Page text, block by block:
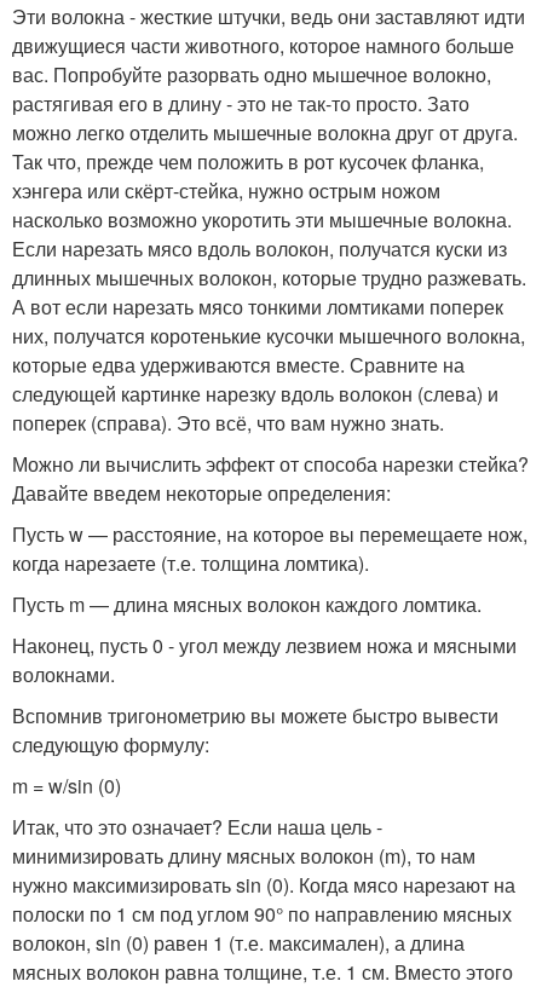
Эти волокна - жесткие штучки, ведь они заставляют идти
движущиеся части животного, которое намного больше
вас. Попробуйте разорвать одно мышечное волокно,
растягивая его в длину - это не так-то просто. Зато
можно легко отделить мышечные волокна друг от друга.
Так что, прежде чем положить в рот кусочек фланка,
хэнгера или скёрт-стейка, нужно острым ножом
насколько возможно укоротить эти мышечные волокна.
Если нарезать мясо вдоль волокон, получатся куски из
длинных мышечных волокон, которые трудно разжевать.
А вот если нарезать мясо тонкими ломтиками поперек
них, получатся коротенькие кусочки мышечного волокна,
которые едва удерживаются вместе. Сравните на
следующей картинке нарезку вдоль волокон (слева) и
поперек (справа). Это всё, что вам нужно знать.
Можно ли вычислить эффект от способа нарезки стейка?
Давайте введем некоторые определения:
Пусть w — расстояние, на которое вы перемещаете нож,
когда нарезаете (т.е. толщина ломтика).
Пусть m — длина мясных волокон каждого ломтика.
Наконец, пусть 0 - угол между лезвием ножа и мясными
волокнами.
Вспомнив тригонометрию вы можете быстро вывести
следующую формулу:
m = w/sin (0)
Итак, что это означает? Если наша цель -
минимизировать длину мясных волокон (m), то нам
нужно максимизировать sin (0). Когда мясо нарезают на
полоски по 1 см под углом 90° по направлению мясных
волокон, sin (0) равен 1 (т.е. максимален), а длина
мясных волокон равна толщине, т.е. 1 см. Вместо этого